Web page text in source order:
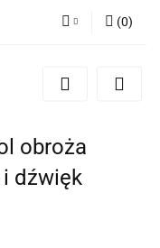
(0)
obroża
dźwięk